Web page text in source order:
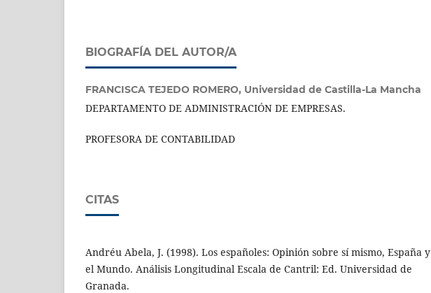
BIOGRAFÍA DEL AUTOR/A
FRANCISCA TEJEDO ROMERO, Universidad de Castilla-La Mancha
DEPARTAMENTO DE ADMINISTRACIÓN DE EMPRESAS.
PROFESORA DE CONTABILIDAD
CITAS
Andréu Abela, J. (1998). Los españoles: Opinión sobre sí mismo, España y
el Mundo. Análisis Longitudinal Escala de Cantril: Ed. Universidad de
Granada.